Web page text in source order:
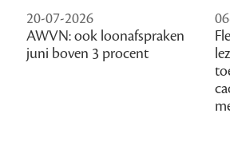
20-07-2026
AWVN: ook loonafspraken
juni boven 3 procent